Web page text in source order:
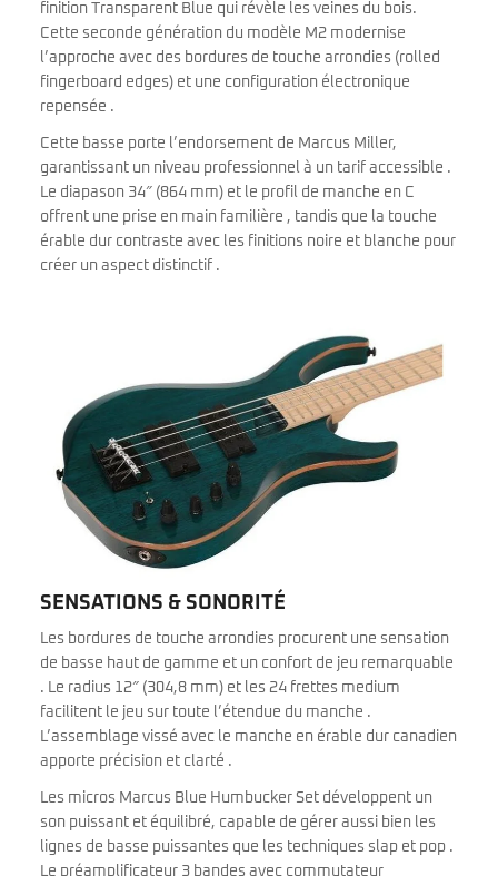
finition Transparent Blue qui révèle les veines du bois.
Cette seconde génération du modèle M2 modernise
l’approche avec des bordures de touche arrondies (rolled
fingerboard edges) et une configuration électronique
repensée .
Cette basse porte l’endorsement de Marcus Miller,
garantissant un niveau professionnel à un tarif accessible .
Le diapason 34″ (864 mm) et le profil de manche en C
offrent une prise en main familière , tandis que la touche
érable dur contraste avec les finitions noire et blanche pour
créer un aspect distinctif .
SENSATIONS & SONORITÉ
Les bordures de touche arrondies procurent une sensation
de basse haut de gamme et un confort de jeu remarquable
. Le radius 12″ (304,8 mm) et les 24 frettes medium
facilitent le jeu sur toute l’étendue du manche .
L’assemblage vissé avec le manche en érable dur canadien
apporte précision et clarté .
Les micros Marcus Blue Humbucker Set développent un
son puissant et équilibré, capable de gérer aussi bien les
lignes de basse puissantes que les techniques slap et pop .
Le préamplificateur 3 bandes avec commutateur